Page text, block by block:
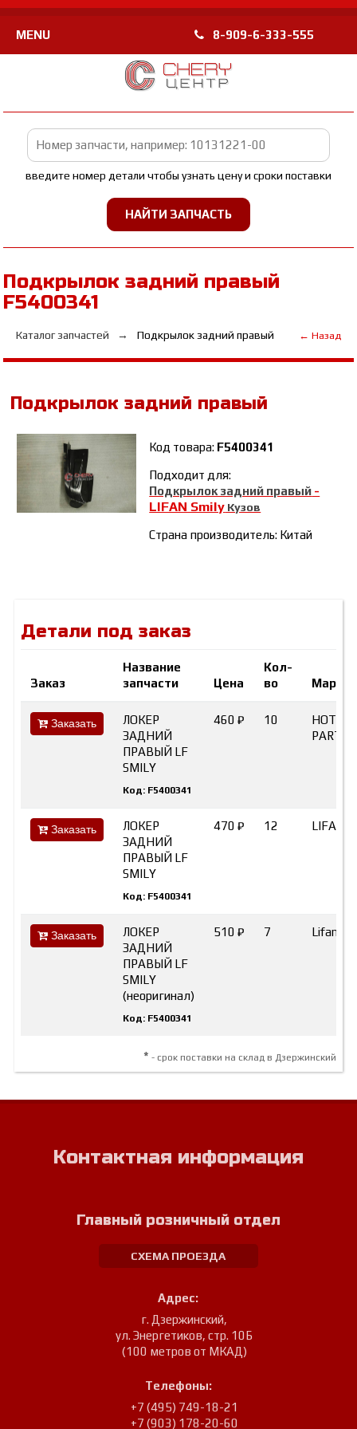
MENU 8-909-6-333-555
введите номер детали чтобы узнать цену и сроки поставки
Подкрылок задний правый
F5400341
Каталог запчастей Подкрылок задний правый ← Назад
Подкрылок задний правый
Код товара: F5400341
Подходит для:
Подкрылок задний правый -
LIFAN Smily Кузов
Страна производитель: Китай
Детали под заказ
Заказ
Название
запчасти
Цена
Кол-
во
Марка
Заказать
ЛОКЕР
ЗАДНИЙ
ПРАВЫЙ LF
SMILY
Код: F5400341
460 ₽ 10
HOT-
PARTS
Заказать
ЛОКЕР
ЗАДНИЙ
ПРАВЫЙ LF
SMILY
Код: F5400341
470 ₽ 12 LIFAN
Заказать
ЛОКЕР
ЗАДНИЙ
ПРАВЫЙ LF
SMILY
(неоригинал)
Код: F5400341
510 ₽ 7 Lifan
* - срок поставки на склад в Дзержинский
Контактная информация
Главный розничный отдел
СХЕМА ПРОЕЗДА
Адрес:
г. Дзержинский,
ул. Энергетиков, стр. 10Б
(100 метров от МКАД)
Телефоны:
+7 (495) 749-18-21
+7 (903) 178-20-60